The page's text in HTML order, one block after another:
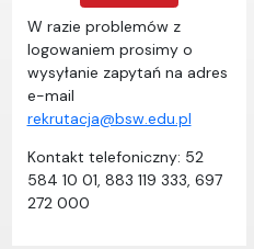
W razie problemów z
logowaniem prosimy o
wysyłanie zapytań na adres
e-mail
rekrutacja@bsw.edu.pl
Kontakt telefoniczny: 52
584 10 01, 883 119 333, 697
272 000